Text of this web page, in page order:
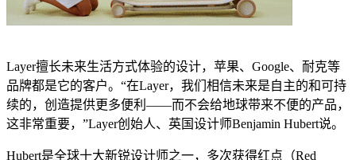
Layer擅长未来生活方式体验的设计，苹果、Google、耐克等
品牌都是它的客户。“在Layer，我们相信未来是自主的和可持
续的，创造提供更多便利——而不会给地球带来不便的产品，
这非常重要，”Layer创始人、英国设计师Benjamin Hubert说。
Hubert是全球十大新锐设计师之一，多次获得红点（Red